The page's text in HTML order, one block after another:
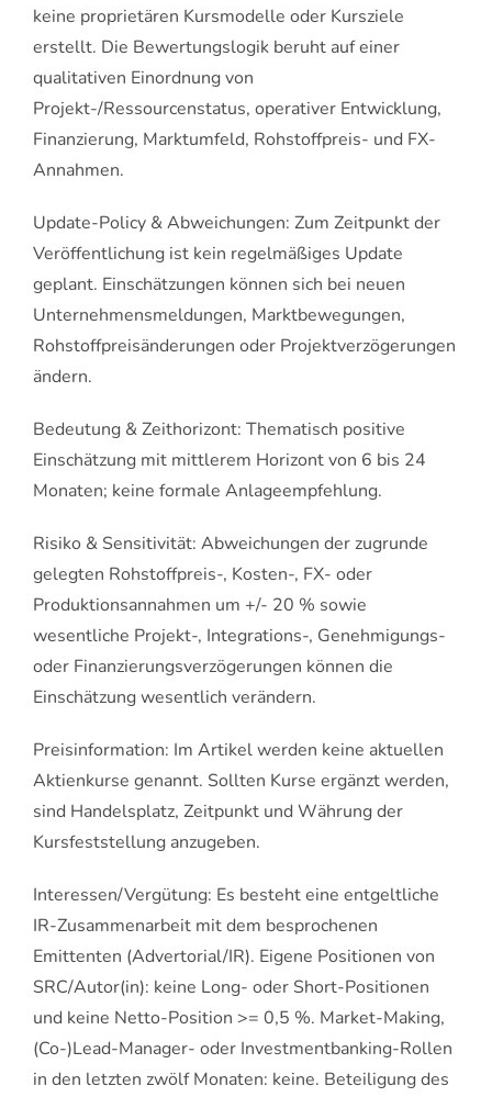
keine proprietären Kursmodelle oder Kursziele
erstellt. Die Bewertungslogik beruht auf einer
qualitativen Einordnung von
Projekt-/Ressourcenstatus, operativer Entwicklung,
Finanzierung, Marktumfeld, Rohstoffpreis- und FX-
Annahmen.
Update-Policy & Abweichungen: Zum Zeitpunkt der
Veröffentlichung ist kein regelmäßiges Update
geplant. Einschätzungen können sich bei neuen
Unternehmensmeldungen, Marktbewegungen,
Rohstoffpreisänderungen oder Projektverzögerungen
ändern.
Bedeutung & Zeithorizont: Thematisch positive
Einschätzung mit mittlerem Horizont von 6 bis 24
Monaten; keine formale Anlageempfehlung.
Risiko & Sensitivität: Abweichungen der zugrunde
gelegten Rohstoffpreis-, Kosten-, FX- oder
Produktionsannahmen um +/- 20 % sowie
wesentliche Projekt-, Integrations-, Genehmigungs-
oder Finanzierungsverzögerungen können die
Einschätzung wesentlich verändern.
Preisinformation: Im Artikel werden keine aktuellen
Aktienkurse genannt. Sollten Kurse ergänzt werden,
sind Handelsplatz, Zeitpunkt und Währung der
Kursfeststellung anzugeben.
Interessen/Vergütung: Es besteht eine entgeltliche
IR-Zusammenarbeit mit dem besprochenen
Emittenten (Advertorial/IR). Eigene Positionen von
SRC/Autor(in): keine Long- oder Short-Positionen
und keine Netto-Position >= 0,5 %. Market-Making,
(Co-)Lead-Manager- oder Investmentbanking-Rollen
in den letzten zwölf Monaten: keine. Beteiligung des